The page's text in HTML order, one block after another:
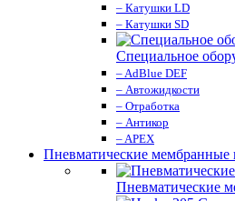
– Катушки LD
– Катушки SD
Специальное
– AdBlue DEF
– Автожидкости
– Отработка
– Антикор
– APEX
Пневматические мембранные
Пневматические